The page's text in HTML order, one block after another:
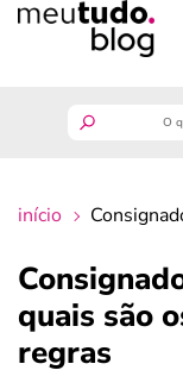
finanças
benefícios
início
quais são
regras